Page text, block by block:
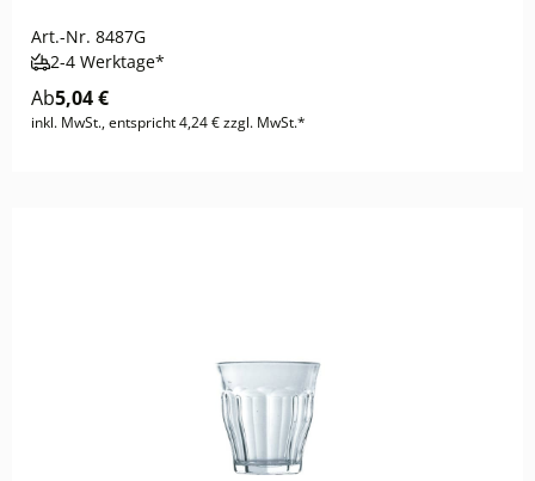
Art.-Nr. 8487G
2-4 Werktage*
Ab5,04 €
inkl. MwSt., entspricht 4,24 € zzgl. MwSt.*